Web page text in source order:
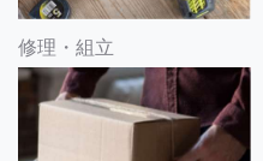
修理・組立